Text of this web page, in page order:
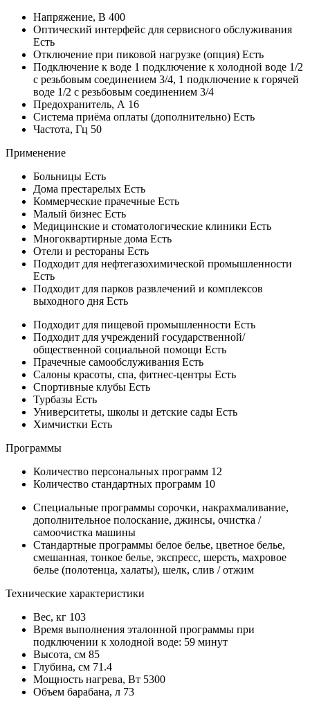
Напряжение, В 400
Оптический интерфейс для сервисного обслуживания
Есть
Отключение при пиковой нагрузке (опция) Есть
Подключение к воде 1 подключение к холодной воде 1/2
с резьбовым соединением 3/4, 1 подключение к горячей
воде 1/2 с резьбовым соединением 3/4
Предохранитель, А 16
Система приёма оплаты (дополнительно) Есть
Частота, Гц 50
Применение
Больницы Есть
Дома престарелых Есть
Коммерческие прачечные Есть
Малый бизнес Есть
Медицинские и стоматологические клиники Есть
Многоквартирные дома Есть
Отели и рестораны Есть
Подходит для нефтегазохимической промышленности
Есть
Подходит для парков развлечений и комплексов
выходного дня Есть
Подходит для пищевой промышленности Есть
Подходит для учреждений государственной/
общественной социальной помощи Есть
Прачечные самообслуживания Есть
Салоны красоты, спа, фитнес-центры Есть
Спортивные клубы Есть
Турбазы Есть
Университеты, школы и детские сады Есть
Химчистки Есть
Программы
Количество персональных программ 12
Количество стандартных программ 10
Специальные программы сорочки, накрахмаливание,
дополнительное полоскание, джинсы, очистка /
самоочистка машины
Стандартные программы белое белье, цветное белье,
смешанная, тонкое белье, экспресс, шерсть, махровое
белье (полотенца, халаты), шелк, слив / отжим
Технические характеристики
Вес, кг 103
Время выполнения эталонной программы при
подключении к холодной воде: 59 минут
Высота, см 85
Глубина, см 71.4
Мощность нагрева, Вт 5300
Объем барабана, л 73